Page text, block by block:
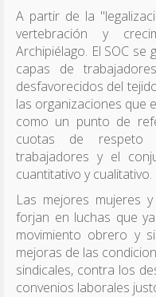
A partir de la
vertebración y
Archipiélago. El SOC
capas de
desfavorecidos del
las organizaciones que
como un punto de
cuotas de respeto
trabajadores y el
cuantitativo y cualitativo.
Las mejores mujeres
forjan en luchas que
movimiento obrero y
mejoras de las
sindicales, contra los
convenios laborales